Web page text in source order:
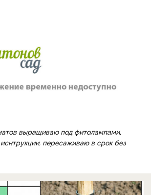
выращиваю под фитолампами,
пересаживаю в срок без